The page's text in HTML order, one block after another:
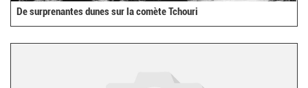
De surprenantes dunes sur la comète Tchouri